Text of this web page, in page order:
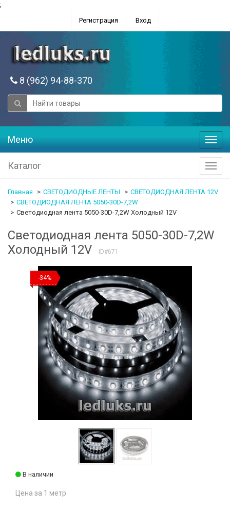
;
Регистрация
Вход
8 (962) 94-88-370
Меню
Меню
Каталог
Главная СВЕТОДИОДНЫЕ ЛЕНТЫ
СВЕТОДИОДНАЯ ЛЕНТА 12V
СВЕТОДИОДНАЯ ЛЕНТА 5050-30D-7,2W
Светодиодная лента 5050-30D-7,2W Холодный 12V
Светодиодная лента 5050-30D-7,2W
Холодный 12V
ID#671
-34%
В наличии
Цена за 1 метр